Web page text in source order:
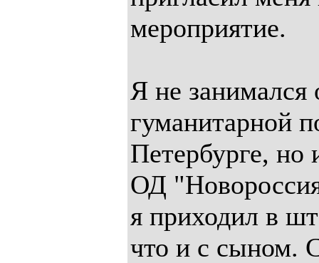
мероприятие.
Я не занимался
гуманитарной
Петербурге, но
ОД
я приходил в
что и с сыном.